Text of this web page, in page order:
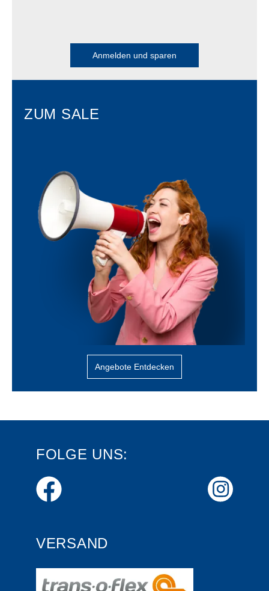
Anmelden und sparen
ZUM SALE
Angebote Entdecken
FOLGE UNS:
VERSAND